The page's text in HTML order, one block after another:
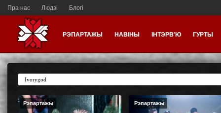
Пра нас Людзі Блогі
РЭПАРТАЖЫ НАВІНЫ ІНТЭРВ'Ю ГУРТЫ
Рэпартажы Рэпартажы